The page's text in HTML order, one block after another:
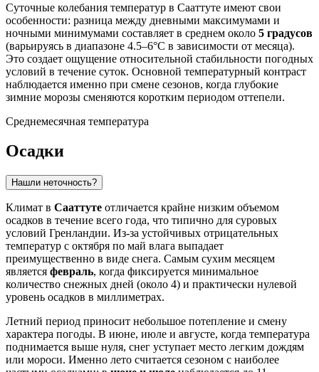
Суточные колебания температур в Сааттуте имеют свои
особенности: разница между дневными максимумами и
ночными минимумами составляет в среднем около 5 градусов
(варьируясь в диапазоне 4.5–6°C в зависимости от месяца).
Это создает ощущение относительной стабильности погодных
условий в течение суток. Основной температурный контраст
наблюдается именно при смене сезонов, когда глубокие
зимние морозы сменяются коротким периодом оттепели.
Среднемесячная температура
Осадки
Нашли неточность?
Климат в Сааттуте отличается крайне низким объемом
осадков в течение всего года, что типично для суровых
условий Гренландии. Из-за устойчивых отрицательных
температур с октября по май влага выпадает
преимущественно в виде снега. Самым сухим месяцем
является февраль, когда фиксируется минимальное
количество снежных дней (около 4) и практически нулевой
уровень осадков в миллиметрах.
Летний период приносит небольшое потепление и смену
характера погоды. В июне, июле и августе, когда температура
поднимается выше нуля, снег уступает место легким дождям
или мороси. Именно лето считается сезоном с наиболее